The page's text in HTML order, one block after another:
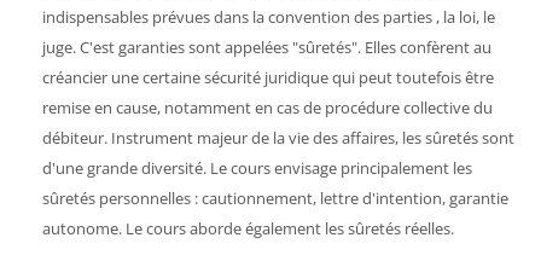
indispensables prévues dans la convention des parties , la loi, le
juge. C'est garanties sont appelées "sûretés". Elles confèrent au
créancier une certaine sécurité juridique qui peut toutefois être
remise en cause, notamment en cas de procédure collective du
débiteur. Instrument majeur de la vie des affaires, les sûretés sont
d'une grande diversité. Le cours envisage principalement les
sûretés personnelles : cautionnement, lettre d'intention, garantie
autonome. Le cours aborde également les sûretés réelles.